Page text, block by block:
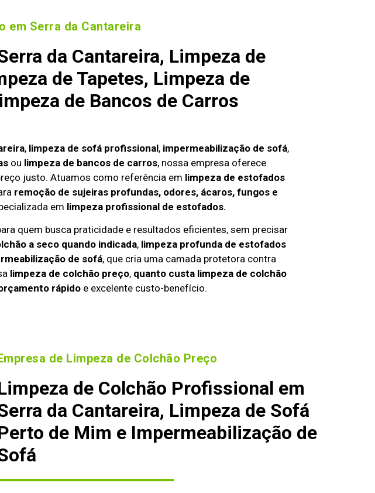
em Serra da Cantareira
da Cantareira, Limpeza de
de Tapetes, Limpeza de
de Bancos de Carros
, limpeza de sofá profissional, impermeabilização de sofá,
ou limpeza de bancos de carros, nossa empresa oferece
justo. Atuamos como referência em limpeza de estofados
remoção de sujeiras profundas, odores, ácaros, fungos e
em limpeza profissional de estofados.
quem busca praticidade e resultados eficientes, sem precisar
a seco quando indicada, limpeza profunda de estofados
de sofá, que cria uma camada protetora contra
limpeza de colchão preço, quanto custa limpeza de colchão
rápidoe excelente custo-benefício.
de Limpeza de Colchão Preço
de Colchão Profissional em
da Cantareira, Limpeza de Sofá
de Mim e Impermeabilização de